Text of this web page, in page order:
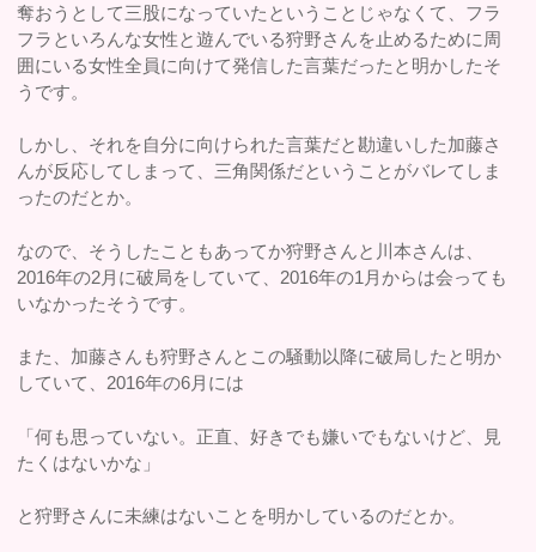
奪おうとして三股になっていたということじゃなくて、フラ
フラといろんな女性と遊んでいる狩野さんを止めるために周
囲にいる女性全員に向けて発信した言葉だったと明かしたそ
うです。
しかし、それを自分に向けられた言葉だと勘違いした加藤さ
んが反応してしまって、三角関係だということがバレてしま
ったのだとか。
なので、そうしたこともあってか狩野さんと川本さんは、
2016年の2月に破局をしていて、2016年の1月からは会っても
いなかったそうです。
また、加藤さんも狩野さんとこの騒動以降に破局したと明か
していて、2016年の6月には
「何も思っていない。正直、好きでも嫌いでもないけど、見
たくはないかな」
と狩野さんに未練はないことを明かしているのだとか。